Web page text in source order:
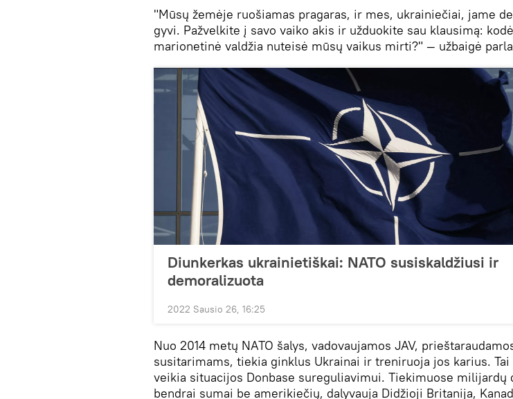
"Mūsų žemėje ruošiamas pragaras, ir mes, ukrainiečiai, jame
gyvi. Pažvelkite į savo vaiko akis ir užduokite sau klausimą:
marionetinė valdžia nuteisė mūsų vaikus mirti?" — užbaigė
Diunkerkas ukrainietiškai: NATO susiskaldžiusi ir
demoralizuota
2022 Sausio 26, 16:25
Nuo 2014 metų NATO šalys, vadovaujamos JAV,
susitarimams, tiekia ginklus Ukrainai ir treniruoja jos karius. Tai
veikia situacijos Donbase sureguliavimui. Tiekimuose milijardų
bendrai sumai be amerikiečių, dalyvauja Didžioji Britanija,